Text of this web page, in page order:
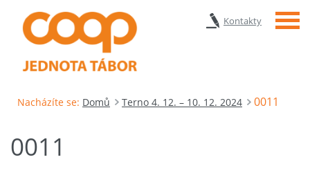
Kontakty Menu
Nacházíte se: Domů Terno 4. 12. – 10. 12. 2024 0011
0011